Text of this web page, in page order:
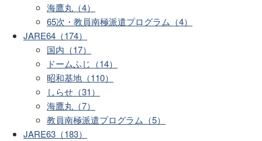
海鷹丸（4）
65次・教員南極派遣プログラム（4）
JARE64（174）
国内（17）
ドームふじ（14）
昭和基地（110）
しらせ（31）
海鷹丸（7）
教員南極派遣プログラム（5）
JARE63（183）